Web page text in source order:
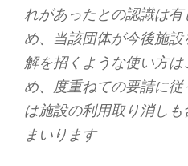
れがあったとの認識は
め、当該団体が今後施
解を招くような使い方
め、度重ねての要請に
は施設の利用取り消し
まいります